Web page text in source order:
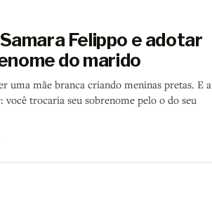
Felippo e adotar
do marido
uma mãe branca criando meninas pretas. E a
você trocaria seu sobrenome pelo o do seu